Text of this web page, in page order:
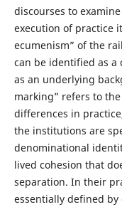
discourses to
execution of practice
ecumenism” of the
can be identified as a
as an underlying
marking” refers to
differences in
the institutions are
denominational
lived cohesion that
separation. In their
essentially defined by